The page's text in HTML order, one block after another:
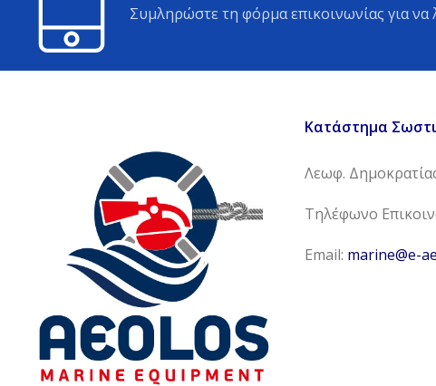
Συμληρώστε τη φόρμα επικοινωνίας για να
Κατάστημα
Λεωφ.
Τηλέφωνο
Email: marine@e-